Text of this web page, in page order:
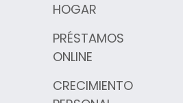
HOGAR
PRÉSTAMOS
ONLINE
CRECIMIENTO